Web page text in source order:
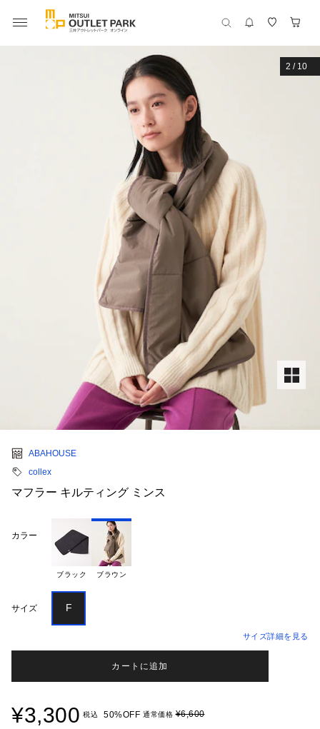
2 / 10
ABAHOUSE
collex
マフラー キルティング ミンス
カラー
ブラック ブラウン
サイズ F
サイズ詳細を見る
カートに追加
¥3,300 税込 50%OFF 通常価格¥6,600